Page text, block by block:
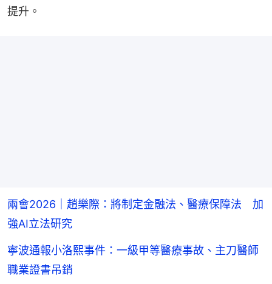
提升。
兩會2026｜趙樂際：將制定金融法、醫療保障法 加
強AI立法研究
寧波通報小洛熙事件：一級甲等醫療事故、主刀醫師
職業證書吊銷